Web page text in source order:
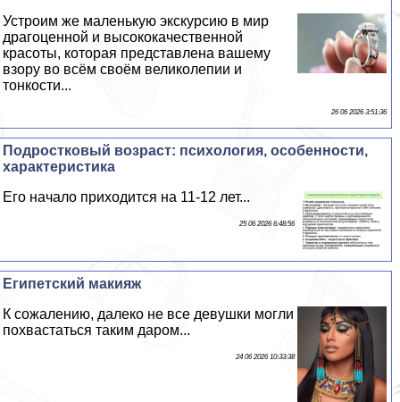
Устроим же маленькую экскурсию в мир
драгоценной и высококачественной
красоты, которая представлена вашему
взору во всём своём великолепии и
тонкости...
26 06 2026 3:51:36
Подростковый возраст: психология, особенности,
хаpaктеристика
Его начало приходится на 11-12 лет...
25 06 2026 6:48:56
Египетский макияж
К сожалению, далеко не все дeвyшки могли
похвастаться таким даром...
24 06 2026 10:33:38